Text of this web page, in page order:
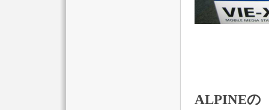
ALPINEの